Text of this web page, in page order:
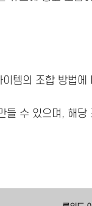
템의 조합 방법에
들 수 있으며, 해당